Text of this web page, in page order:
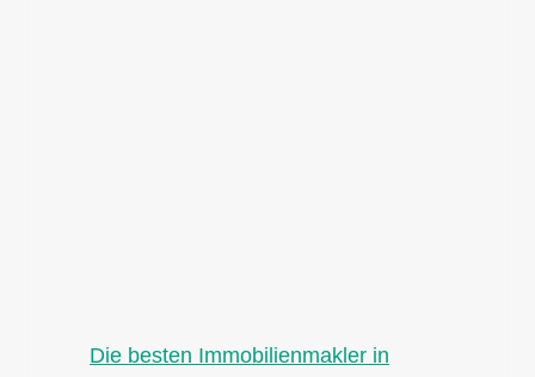
Die besten Immobilienmakler in